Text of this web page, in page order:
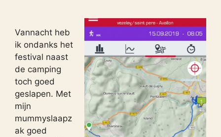
Vannacht heb
ik ondanks het
festival naast
de camping
toch goed
geslapen. Met
mijn
mummyslaapz
ak goed